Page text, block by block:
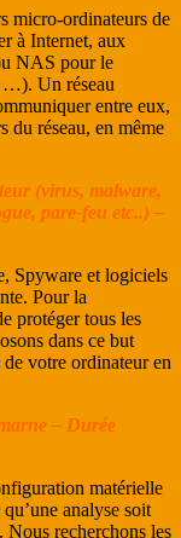
micro-ordinateurs de
à Internet, aux
NAS pour le
…). Un réseau
entre eux,
du réseau, en même
(virus, malware,
pare-feu etc..) –
Spyware et logiciels
Pour la
protéger tous les
dans ce but
votre ordinateur en
– Durée
matérielle
analyse soit
Nous recherchons les